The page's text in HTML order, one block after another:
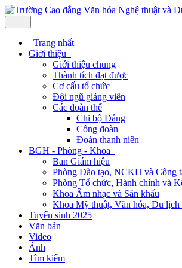
Trang nhất
Giới thiệu
Giới thiệu chung
Thành tích đạt được
Cơ cấu tổ chức
Đội ngũ giảng viên
Các đoàn thể
Chi bộ Đảng
Công đoàn
Đoàn thanh niên
BGH - Phòng - Khoa
Ban Giám hiệu
Phòng Đào tạo, NCKH và Công
Phòng Tổ chức, Hành chính và
Khoa Âm nhạc và Sân khấu
Khoa Mỹ thuật, Văn hóa, Du lịch
Tuyển sinh 2025
Văn bản
Video
Ảnh
Tìm kiếm